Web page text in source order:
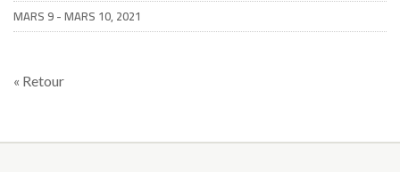
MARS 9 - MARS 10, 2021
« Retour